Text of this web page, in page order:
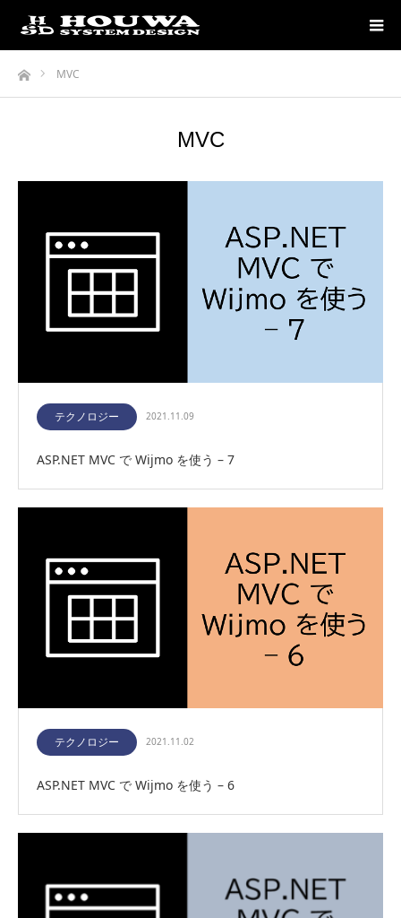
ホームMVC
MVC
テクノロジー 2021.11.09
ASP.NET MVC で Wijmo を使う – 7
テクノロジー 2021.11.02
ASP.NET MVC で Wijmo を使う – 6